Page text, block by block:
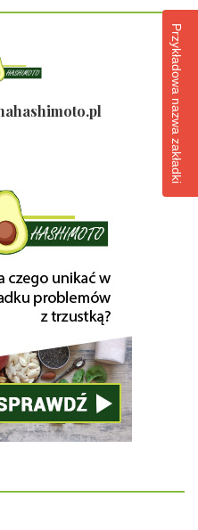
Przykładowa nazwa zakładki